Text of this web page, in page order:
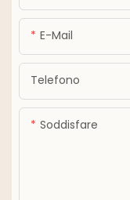
E-Mail
Telefono
Soddisfare